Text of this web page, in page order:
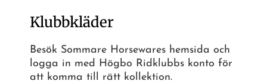
Klubbkläder
Besök Sommare Horsewares hemsida och
logga in med Högbo Ridklubbs konto för
att komma till rätt kollektion.